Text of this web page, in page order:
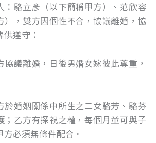
：駱立彥（以下簡稱甲方）、范欣容
），雙方因個性不合，協議離婚，協
遵守：
協議離婚，日後男婚女嫁彼此尊重，
於婚姻關係中所生之二女駱芳、駱芬
；乙方有探視之權，每個月並可與子
必須無條件配合。